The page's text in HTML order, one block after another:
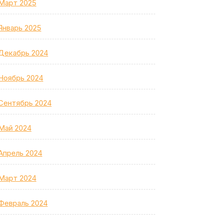
2025
2025
2024
2024
2024
2024
2024
2024
2024